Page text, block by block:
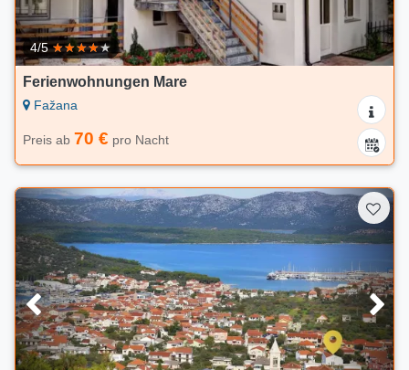
4/5
Ferienwohnungen Mare
Fažana
Preis ab 70 € pro Nacht